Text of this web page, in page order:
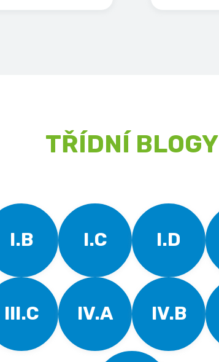
TŘÍDNÍ BLOGY
I.B I.C I.D
III.C IV.A IV.B